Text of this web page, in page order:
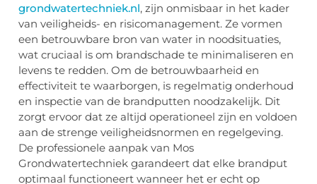
grondwatertechniek.nl, zijn onmisbaar in het kader
van veiligheids- en risicomanagement. Ze vormen
een betrouwbare bron van water in noodsituaties,
wat cruciaal is om brandschade te minimaliseren en
levens te redden. Om de betrouwbaarheid en
effectiviteit te waarborgen, is regelmatig onderhoud
en inspectie van de brandputten noodzakelijk. Dit
zorgt ervoor dat ze altijd operationeel zijn en voldoen
aan de strenge veiligheidsnormen en regelgeving.
De professionele aanpak van Mos
Grondwatertechniek garandeert dat elke brandput
optimaal functioneert wanneer het er echt op